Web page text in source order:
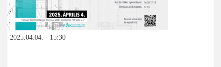
2025.04.04. - 15:30